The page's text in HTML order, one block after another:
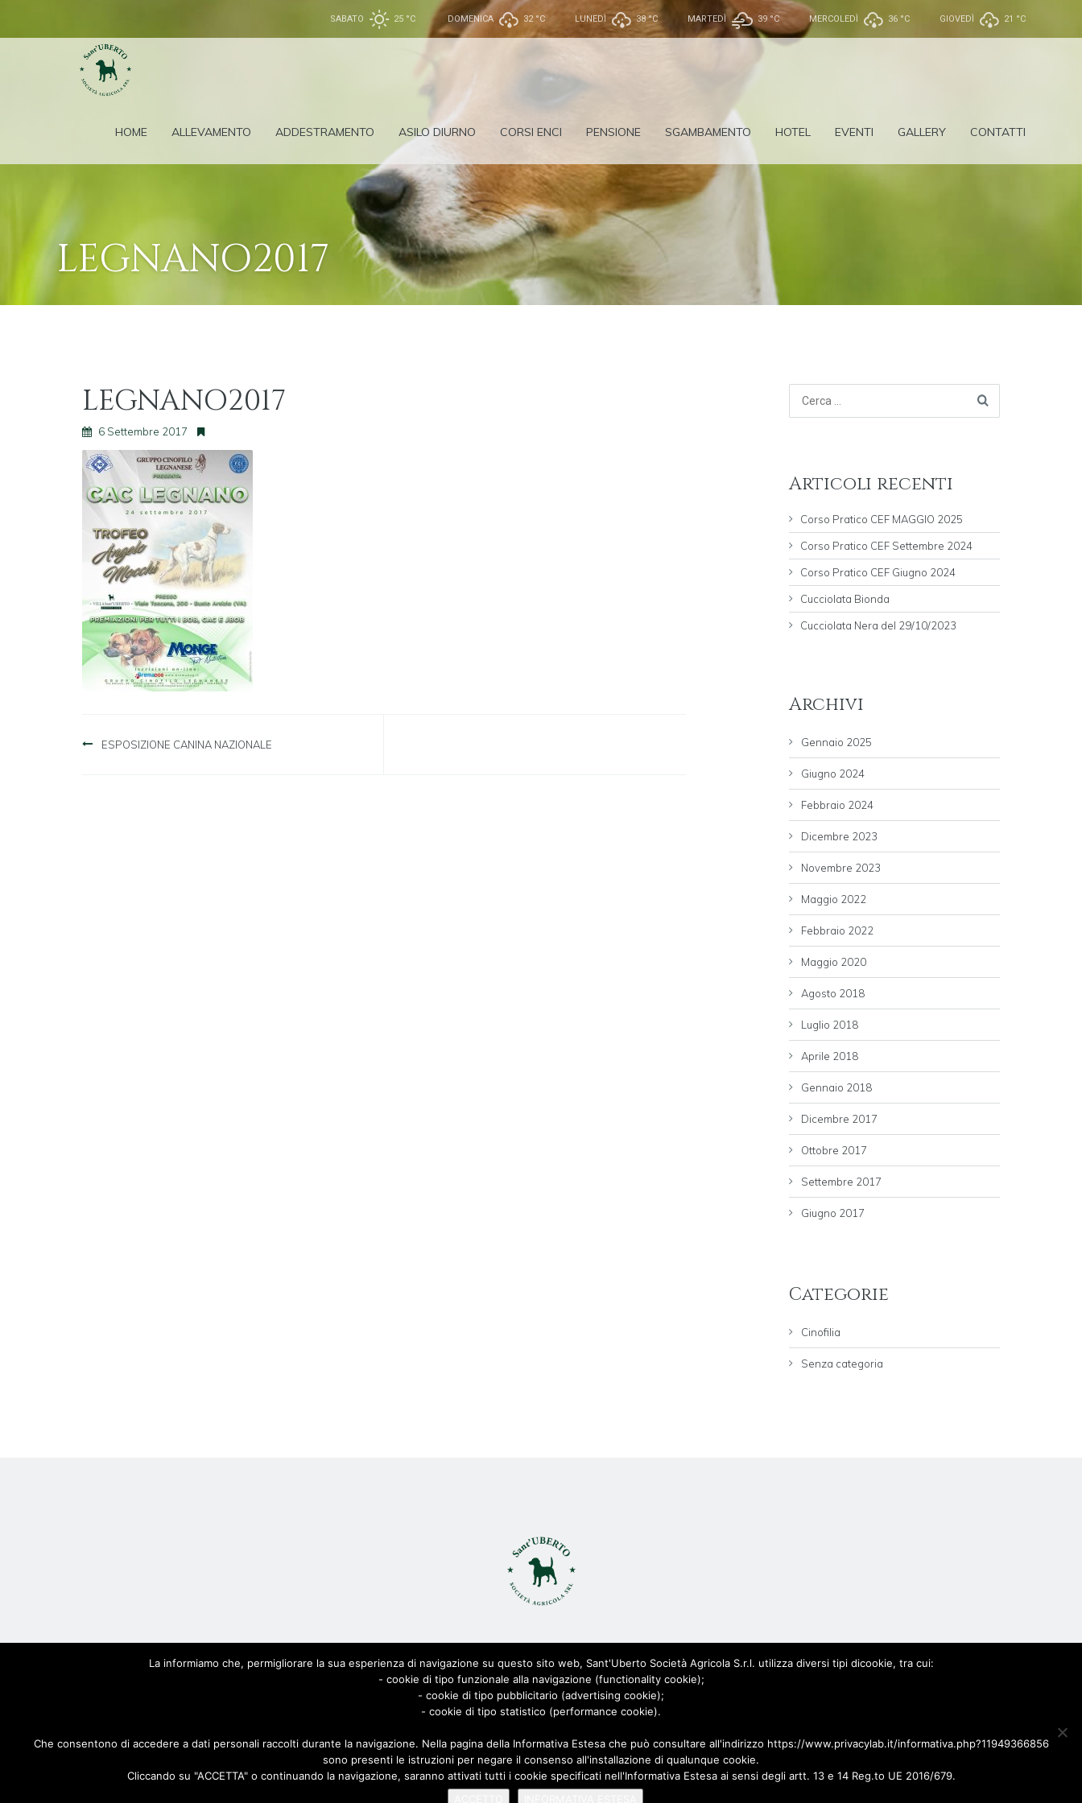
SABATO 25 °C DOMENICA 32 °C LUNEDÌ 38 °C MARTEDÌ 39 °C MERCOLEDÌ 36 °C GIOVEDÌ 21 °C
HOME ALLEVAMENTO ADDESTRAMENTO ASILO DIURNO CORSI ENCI PENSIONE SGAMBAMENTO HOTEL EVENTI GALLERY CONTATTI
LEGNANO2017
LEGNANO2017
6 Settembre 2017
articoli
ESPOSIZIONE CANINA NAZIONALE
Articoli recenti
Corso Pratico CEF MAGGIO 2025
Corso Pratico CEF Settembre 2024
Corso Pratico CEF Giugno 2024
Cucciolata Bionda
Cucciolata Nera del 29/10/2023
Archivi
Gennaio 2025
Giugno 2024
Febbraio 2024
Dicembre 2023
Novembre 2023
Maggio 2022
Febbraio 2022
Maggio 2020
Agosto 2018
Luglio 2018
Aprile 2018
Gennaio 2018
Dicembre 2017
Ottobre 2017
Settembre 2017
Giugno 2017
Categorie
Cinofilia
Senza categoria
© Sant'Uberto Società Agricola s.r.l. - All Rights Reserved CF: 08155680963
Viale Toscana 200, 21052 Busto Arsizio [VARESE]
Via Biella 22/24, 20025 Legnano [MILANO]
Privacy Policy| Cookie Policy| Powered byAD-ADVANCED
La informiamo che, permigliorare la sua esperienza di navigazione su questo sito web, Sant'Uberto Società Agricola S.r.l. utilizza diversi tipi dicookie, tra cui:
- cookie di tipo funzionale alla navigazione (functionality cookie);
- cookie di tipo pubblicitario (advertising cookie);
- cookie di tipo statistico (performance cookie).
Che consentono di accedere a dati personali raccolti durante la navigazione. Nella pagina della Informativa Estesa che può consultare all'indirizzo https://www.privacylab.it/informativa.php?11949366856
sono presenti le istruzioni per negare il consenso all'installazione di qualunque cookie.
Cliccando su "ACCETTA" o continuando la navigazione, saranno attivati tutti i cookie specificati nell'Informativa Estesa ai sensi degli artt. 13 e 14 Reg.to UE 2016/679.